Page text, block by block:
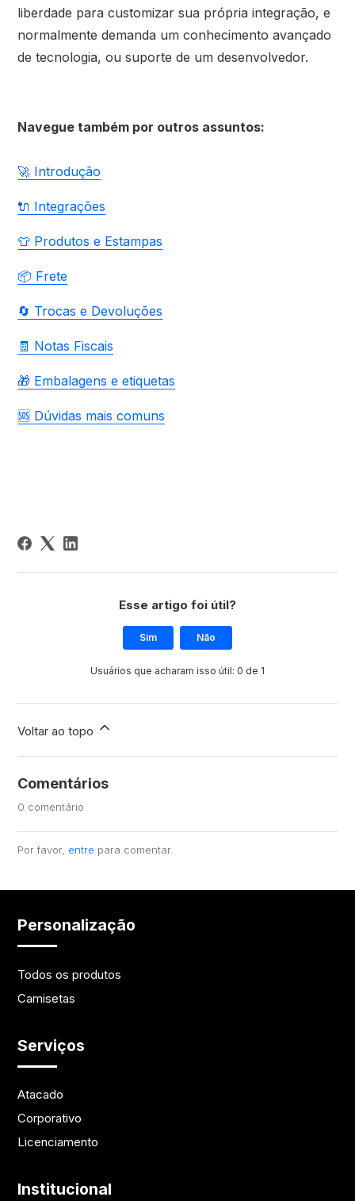
liberdade para customizar sua própria integração, e
normalmente demanda um conhecimento avançado
de tecnologia, ou suporte de um desenvolvedor.
Navegue também por outros assuntos:
🚀 Introdução
🔌 Integrações
👕 Produtos e Estampas
📦 Frete
🔄 Trocas e Devoluções
🧾 Notas Fiscais
🎁 Embalagens e etiquetas
🆘 Dúvidas mais comuns
Esse artigo foi útil?
Sim Não
Usuários que acharam isso útil: 0 de 1
Voltar ao topo
Comentários
0 comentário
Por favor, entre para comentar.
Personalização
Todos os produtos
Camisetas
Serviços
Atacado
Corporativo
Licenciamento
Institucional